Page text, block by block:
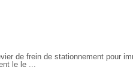
de frein de stationnement pour
le le ...